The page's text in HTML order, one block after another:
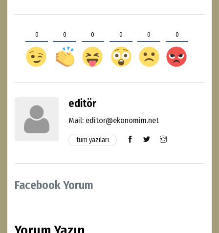
0 0 0 0 0 0
editör
Mail: editor@ekonomim.net
tüm yazıları
Facebook Yorum